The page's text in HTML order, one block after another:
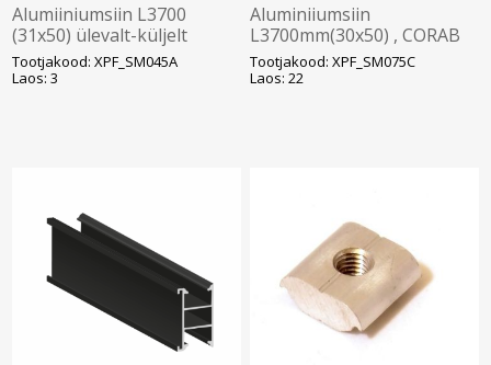
Alumiiniumsiin L3700
(31x50) ülevalt-küljelt
kinnitus, Corab, SOLAR
Tootjakood: XPF_SM045A
Laos: 3
Aluminiiumsiin
L3700mm(30x50) , CORAB
Solar
Tootjakood: XPF_SM075C
Laos: 22